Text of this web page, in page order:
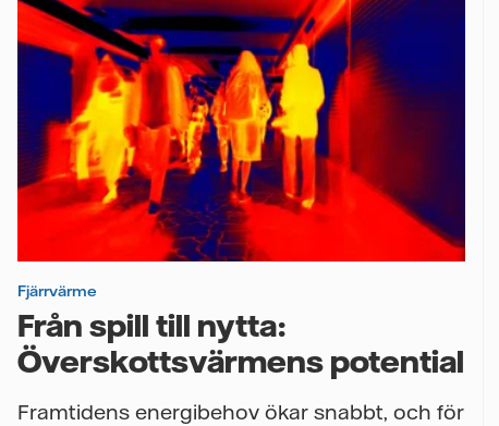
Fjärrvärme
Från spill till nytta:
Överskottsvärmens potential
Framtidens energibehov ökar snabbt, och för